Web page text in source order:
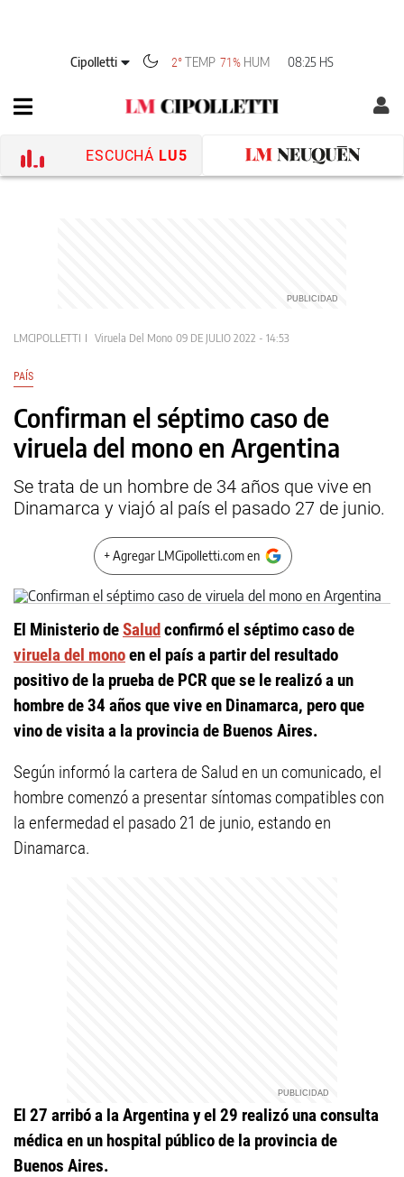
Cipolletti 2° TEMP 71% HUM 08:25 HS
ESCUCHÁ LU5
LMCIPOLLETTI Viruela Del Mono 09 DE JULIO 2022 - 14:53
PAÍS
Confirman el séptimo caso de
viruela del mono en Argentina
Se trata de un hombre de 34 años que vive en
Dinamarca y viajó al país el pasado 27 de junio.
+ Agregar LMCipolletti.com en
El Ministerio deSaludconfirmó el séptimo caso de
viruela del monoen el país a partir del resultado
positivo de la prueba de PCR que se le realizó a un
hombre de 34 años que vive en Dinamarca, pero que
vino de visita a la provincia de Buenos Aires.
Según informó la cartera de Salud en un comunicado, el
hombre comenzó a presentar síntomas compatibles con
la enfermedad el pasado 21 de junio, estando en
Dinamarca.
El 27 arribó a la Argentina y el 29 realizó una consulta
médica en un hospital público de la provincia de
Buenos Aires.